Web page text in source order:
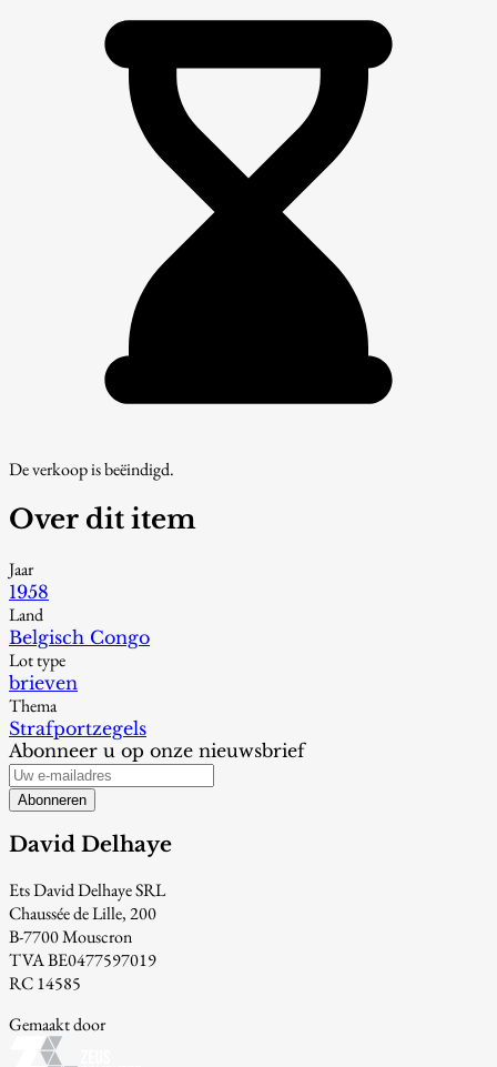
De verkoop is beëindigd.
Over dit item
Jaar
1958
Land
Belgisch Congo
Lot type
brieven
Thema
Strafportzegels
Abonneer u op onze nieuwsbrief
Abonneren
David Delhaye
Ets David Delhaye SRL
Chaussée de Lille, 200
B-7700 Mouscron
TVA BE0477597019
RC 14585
Gemaakt door